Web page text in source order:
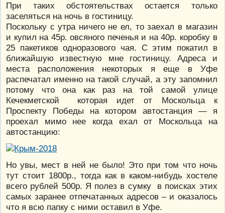
При таких обстоятельствах остается только
заселяться на ночь в гостиницу.
Поскольку с утра ничего не ел, то заехал в магазин
и купил на 45р. овсяного печенья и на 40р. коробку в
25 пакетиков одноразового чая. С этим покатил в
ближайшую известную мне гостиницу. Адреса и
места расположения некоторых я еще в Уфе
распечатал именно на такой случай, а эту запомнил
потому что она как раз на той самой улице
Кечекметской которая идет от Москольца к
Проспекту Победы на котором автостанция — я
проехал мимо нее когда ехал от Москольца на
автостанцию:
Но увы, мест в ней не было! Это при том что ночь
тут стоит 1800р., тогда как в каком-нибудь хостеле
всего рублей 500р. Я полез в сумку в поисках этих
самых заранее отпечатанных адресов – и оказалось
что я всю папку с ними оставил в Уфе.